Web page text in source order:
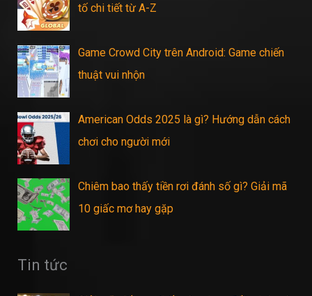
tố chi tiết từ A-Z
Game Crowd City trên Android: Game chiến
thuật vui nhộn
American Odds 2025 là gì? Hướng dẫn cách
chơi cho người mới
Chiêm bao thấy tiền rơi đánh số gì? Giải mã
10 giấc mơ hay gặp
Tin tức